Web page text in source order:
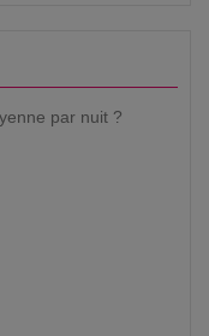
par nuit ?